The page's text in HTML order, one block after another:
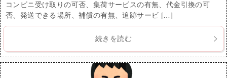
コンビニ受け取りの可否、集荷サービスの有無、代金引換の可
否、発送できる場所、補償の有無、追跡サービ […]
続きを読む